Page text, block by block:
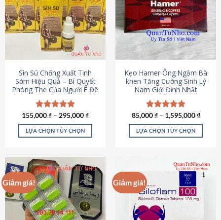
thể.
Các
tùy
chọn
có
thể
được
chọn
trên
trang
sản
phẩm
Sìn Sú Chống Xuất Tinh
Sớm Hiệu Quả – Bí Quyết
Phòng The Của Người Ê Đê
Được xếp
hạng4.95
5 sao
155,000₫ – 295,000₫
LỰA CHỌN TÙY CHỌN
này
có
nhiều
biến
thể.
Các
Kẹo Hamer Ông Ngậm Bà
khen Tăng Cường Sinh Lý
Nam Giới Đỉnh Nhất
Được xếp
hạng5.00
5 sao
85,000₫– 1,595,000₫
LỰA CHỌN TÙY CHỌN
này
nhiều
biến
Giảm giá! Giảm giá!